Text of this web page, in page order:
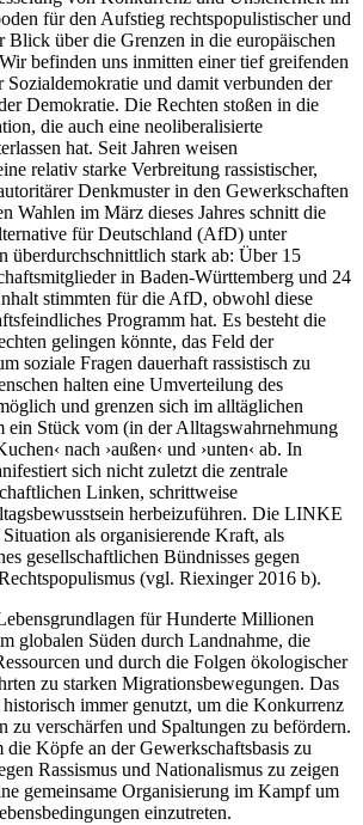
für den Aufstieg rechtspopulistischer und
Blick über die Grenzen in die europäischen
befinden uns inmitten einer tief greifenden
und damit verbunden der
Demokratie. Die Rechten stoßen in die
die auch eine neoliberalisierte
hat. Seit Jahren weisen
relativ starke Verbreitung rassistischer,
Denkmuster in den Gewerkschaften
Wahlen im März dieses Jahres schnitt die
für Deutschland (AfD) unter
überdurchschnittlich stark ab: Über 15
in Baden-Württemberg und 24
stimmten für die AfD, obwohl diese
Programm hat. Es besteht die
gelingen könnte, das Feld der
soziale Fragen dauerhaft rassistisch zu
halten eine Umverteilung des
und grenzen sich im alltäglichen
ein Stück vom (in der Alltagswahrnehmung
nach ›außen‹ und ›unten‹ ab. In
sich nicht zuletzt die zentrale
Linken, schrittweise
herbeizuführen. Die LINKE
als organisierende Kraft, als
gesellschaftlichen Bündnisses gegen
(vgl. Riexinger 2016 b).
für Hunderte Millionen
globalen Süden durch Landnahme, die
und durch die Folgen ökologischer
zu starken Migrationsbewegungen. Das
immer genutzt, um die Konkurrenz
zu verschärfen und Spaltungen zu befördern.
Köpfe an der Gewerkschaftsbasis zu
Rassismus und Nationalismus zu zeigen
gemeinsame Organisierung im Kampf um
einzutreten.